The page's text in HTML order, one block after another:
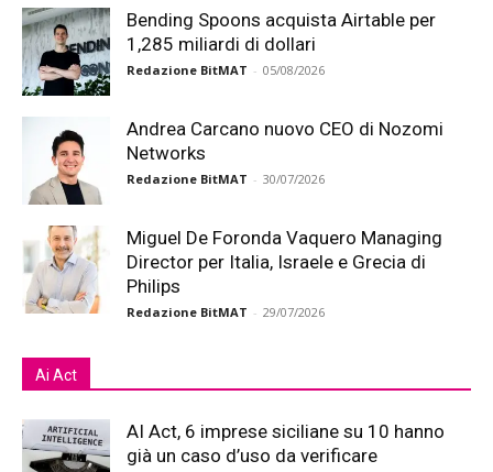
Bending Spoons acquista Airtable per
1,285 miliardi di dollari
Redazione BitMAT - 05/08/2026
Andrea Carcano nuovo CEO di Nozomi
Networks
Redazione BitMAT - 30/07/2026
Miguel De Foronda Vaquero Managing
Director per Italia, Israele e Grecia di
Philips
Redazione BitMAT - 29/07/2026
Ai Act
AI Act, 6 imprese siciliane su 10 hanno
già un caso d’uso da verificare